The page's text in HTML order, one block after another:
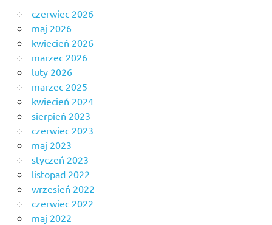
czerwiec 2026
maj 2026
kwiecień 2026
marzec 2026
luty 2026
marzec 2025
kwiecień 2024
sierpień 2023
czerwiec 2023
maj 2023
styczeń 2023
listopad 2022
wrzesień 2022
czerwiec 2022
maj 2022